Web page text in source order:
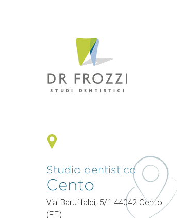
Studio dentistico
Cento
Via Baruffaldi, 5/1 44042 Cento
(FE)